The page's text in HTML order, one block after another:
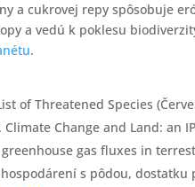
a cukrovej repy spôsobuje
a vedú k poklesu
.
of Threatened Species
Climate Change and Land:
gas fluxes in
s pôdou, dostatku